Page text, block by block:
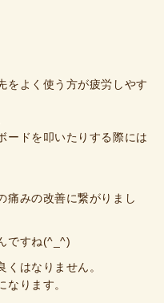
をよく使う方が疲労しやす
ードを叩いたりする際には
痛みの改善に繋がりまし
ですね(^_^)
はなりません。
ります。